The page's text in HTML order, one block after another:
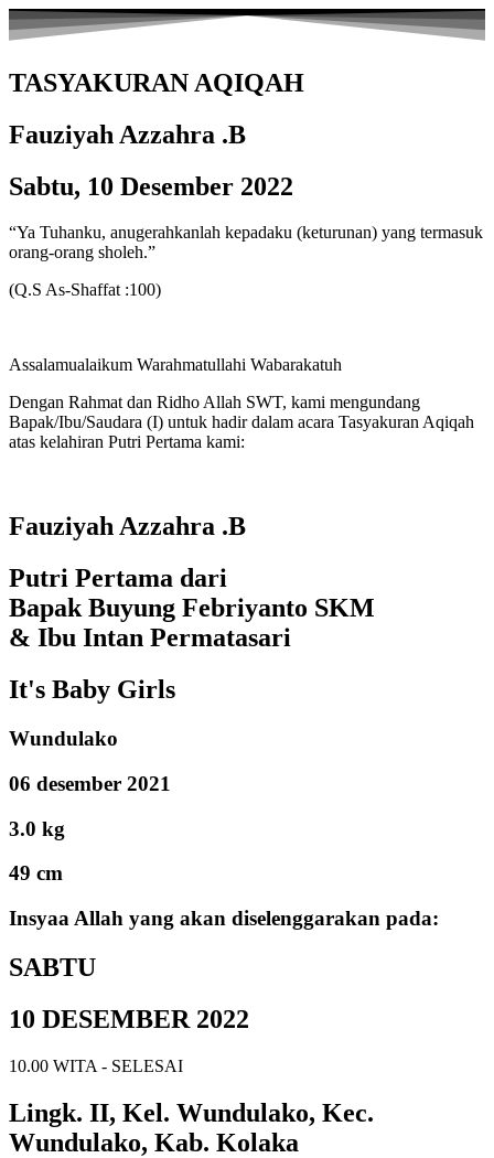
TASYAKURAN AQIQAH
Fauziyah Azzahra .B
Sabtu, 10 Desember 2022
“Ya Tuhanku, anugerahkanlah kepadaku (keturunan) yang termasuk
orang-orang sholeh.”
(Q.S As-Shaffat :100)
Assalamualaikum Warahmatullahi Wabarakatuh
Dengan Rahmat dan Ridho Allah SWT, kami mengundang
Bapak/Ibu/Saudara (I) untuk hadir dalam acara Tasyakuran Aqiqah
atas kelahiran Putri Pertama kami:
Fauziyah Azzahra .B
Putri Pertama dari
Bapak Buyung Febriyanto SKM
& Ibu Intan Permatasari
It's Baby Girls
Wundulako
06 desember 2021
3.0 kg
49 cm
Insyaa Allah yang akan diselenggarakan pada:
SABTU
10 DESEMBER 2022
10.00 WITA - SELESAI
Lingk. II, Kel. Wundulako, Kec.
Wundulako, Kab. Kolaka